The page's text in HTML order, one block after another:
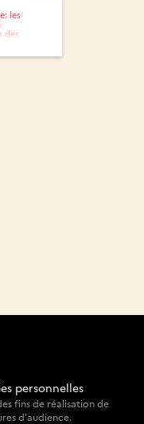
les
des
personnelles
fins de réalisation de
d'audience.